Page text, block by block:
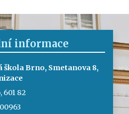
informace
škola Brno, Smetanova 8,
601 82